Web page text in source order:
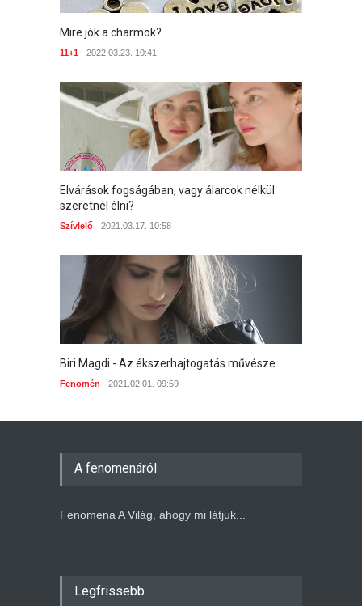
Mire jók a charmok?
11+1 2022.03.23. 10:41
Elvárások fogságában, vagy álarcok nélkül
szeretnél élni?
Szívlelő 2021.03.17. 10:58
Biri Magdi - Az ékszerhajtogatás művésze
Fenomén 2021.02.01. 09:59
A fenomenáról
Fenomena A Világ, ahogy mi látjuk...
Legfrissebb